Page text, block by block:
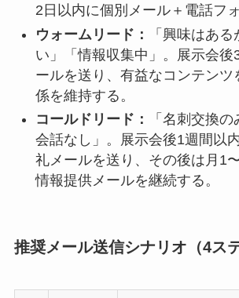
2日以内に個別メール＋電話フ
ウォームリード：
「興味はあ
い」「情報収集中」。展示会後
ールを送り、有益なコンテンツ
係を維持する。
コールドリード：
「名刺交換
会話なし」。展示会後1週間以
礼メールを送り、その後は月1
情報提供メールを継続する。
推奨メール送信シナリオ（4ス